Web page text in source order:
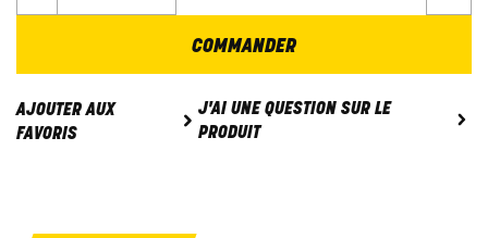
COMMANDER
AJOUTER AUX
FAVORIS
J'AI UNE QUESTION SUR LE
PRODUIT